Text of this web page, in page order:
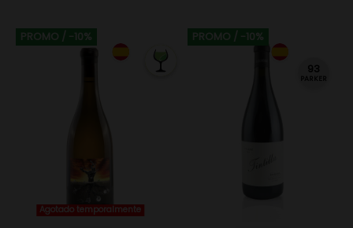
PROMO / -10%
Agotado temporalmente
PROMO / -10%
93
PARKER